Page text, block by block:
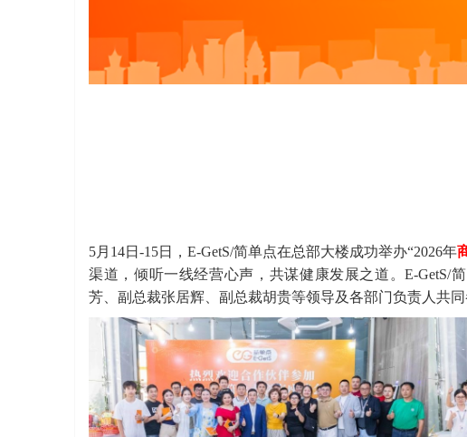
5月14日-15日，E-GetS/简单点在总部大楼成功举办“2026年
渠道，倾听一线经营心声，共谋健康发展之道。E-GetS/
芳、副总裁张居辉、副总裁胡贵等领导及各部门负责人共同